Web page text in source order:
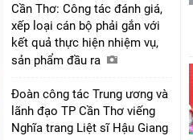
Cần Thơ: Công tác đánh giá,
xếp loại cán bộ phải gắn với
kết quả thực hiện nhiệm vụ,
sản phẩm đầu ra
Đoàn công tác Trung ương và
lãnh đạo TP Cần Thơ viếng
Nghĩa trang Liệt sĩ Hậu Giang